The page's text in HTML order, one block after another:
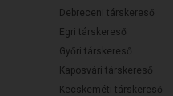
Debreceni társkereső
Egri társkereső
Győri társkereső
Kaposvári társkereső
Kecskeméti társkereső